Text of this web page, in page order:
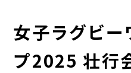
女子ラグビー
プ2025 壮行